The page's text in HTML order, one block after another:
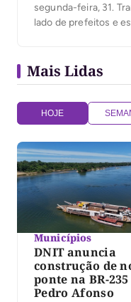
segunda-feira, 31.
lado de prefeitos e
disputou as eleições
não conseguiu êxito.
Mais Lidas
HOJE
Municípios
DNIT anuncia
construção de
ponte na BR-
Pedro Afonso